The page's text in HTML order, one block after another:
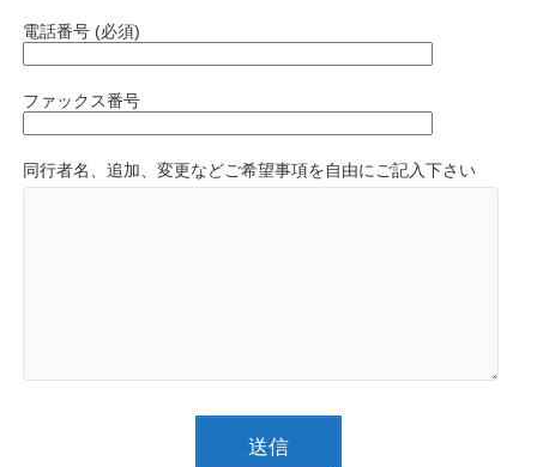
電話番号 (必須)
ファックス番号
同行者名、追加、変更などご希望事項を自由にご記入下さい